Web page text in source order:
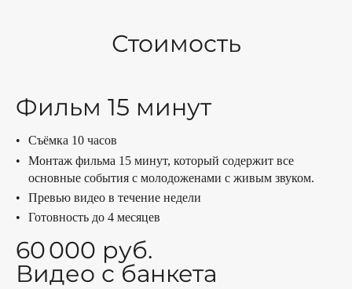
Стоимость
Фильм 15 минут
Съёмка 10 часов
Монтаж фильма 15 минут, который содержит все
основные события с молодоженами с живым звуком.
Превью видео в течение недели
Готовность до 4 месяцев
60 000 руб.
Видео с банкета